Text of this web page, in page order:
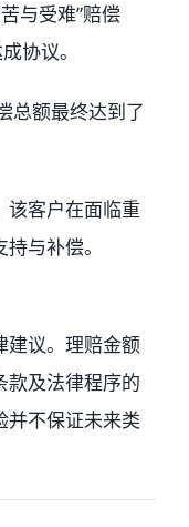
与受难”赔偿
协议。
总额最终达到了
该客户在面临重
与补偿。
建议。理赔金额
款及法律程序的
并不保证未来类